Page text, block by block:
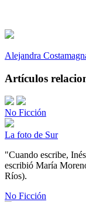
Alejandra
Artículos
No Ficción
La foto de Sur
"Cuando escribe,
escribió María
Ríos).
No Ficción